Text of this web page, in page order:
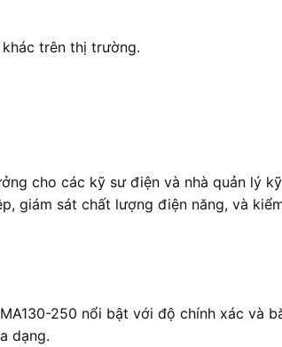
trên thị trường.
cho các kỹ sư điện và nhà quản lý
giám sát chất lượng điện năng, và
250 nổi bật với độ chính xác
dạng.